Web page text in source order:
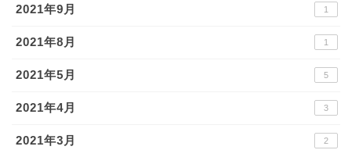
2021年9月 1
2021年8月 1
2021年5月 5
2021年4月 3
2021年3月 2